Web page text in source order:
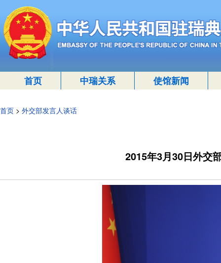
首页 中瑞关系 使馆新闻
首页 > 外交部发言人谈话
2015年3月30日外交